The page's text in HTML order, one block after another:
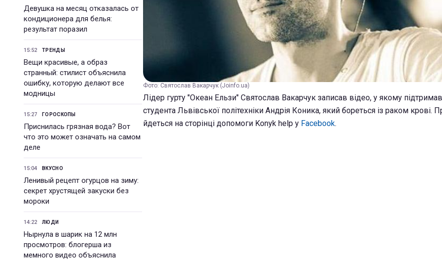
Девушка на месяц отказалась от
кондиционера для белья:
результат поразил
15:52 ТРЕНДЫ
Вещи красивые, а образ
странный: стилист объяснила
ошибку, которую делают все
модницы
15:27 ГОРОСКОПЫ
Приснилась грязная вода? Вот
что это может означать на самом
деле
15:04 ВКУСНО
Ленивый рецепт огурцов на зиму:
секрет хрустящей закуски без
мороки
14:22 ЛЮДИ
Нырнула в шарик на 12 млн
просмотров: блогерша из
мемного видео объяснила
Фото: Святослав Вакарчук (Joinfo.ua)
Лідер гурту "Океан Ельзи" Святослав Вакарчук записав відео, у якому
студента Львівської політехніки Андрія Коника, який бореться із раком крові.
йдеться на сторінці допомоги Konyk help у Facebook.